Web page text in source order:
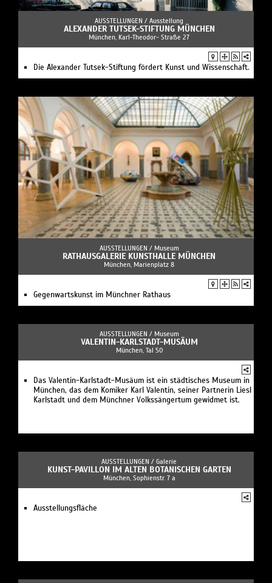
AUSSTELLUNGEN / Ausstellung
ALEXANDER TUTSEK-STIFTUNG MÜNCHEN
München, Karl-Theodor- Straße 27
Die Alexander Tutsek-Stiftung fördert Kunst und Wissenschaft.
AUSSTELLUNGEN / Museum
RATHAUSGALERIE KUNSTHALLE MÜNCHEN
München, Marienplatz 8
Gegenwartskunst im Münchner Rathaus
AUSSTELLUNGEN / Museum
VALENTIN-KARLSTADT-MUSÄUM
München, Tal 50
Das Valentin-Karlstadt-Musäum ist ein städtisches Museum in
München, das dem Komiker Karl Valentin, seiner Partnerin Liesl
Karlstadt und dem Münchner Volkssängertum gewidmet ist.
AUSSTELLUNGEN / Galerie
KUNST-PAVILLON IM ALTEN BOTANISCHEN GARTEN
München, Sophienstr. 7 a
Ausstellungsfläche